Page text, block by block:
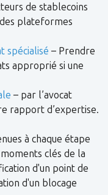
de stablecoins
plateformes
spécialisé – Prendre
approprié si une
– par l’avocat
rapport d’expertise.
à chaque étape
clés de la
d'un point de
d'un blocage